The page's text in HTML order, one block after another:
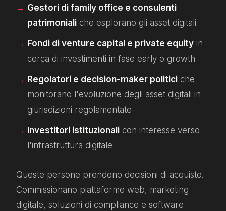
Gestori di family office e consulenti
patrimoniali che esplorano gli asset digitali
Fondi di venture capital e private equity in
cerca di investimenti in fase early o growth
Regolatori e decision-maker politici che
monitorano l'evoluzione degli asset digitali in
giurisdizioni regolamentate
Investitori istituzionali con interesse verso
l'infrastruttura digitale
Queste persone prendono decisioni di acquisto.
Commissionano piattaforme web, marketing
digitale, soluzioni di compliance e software